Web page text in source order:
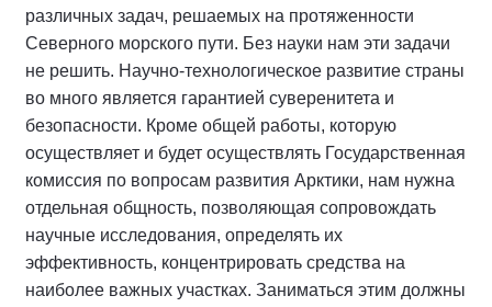
различных задач, решаемых на протяженности
Северного морского пути. Без науки нам эти задачи
не решить. Научно-технологическое развитие страны
во много является гарантией суверенитета и
безопасности. Кроме общей работы, которую
осуществляет и будет осуществлять Государственная
комиссия по вопросам развития Арктики, нам нужна
отдельная общность, позволяющая сопровождать
научные исследования, определять их
эффективность, концентрировать средства на
наиболее важных участках. Заниматься этим должны